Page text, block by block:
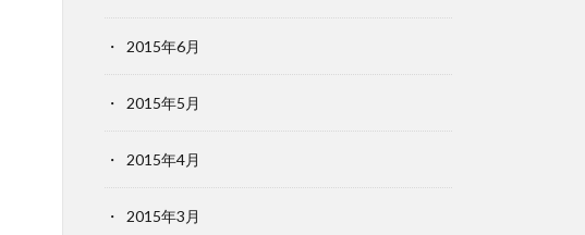
2015年6月
2015年5月
2015年4月
2015年3月